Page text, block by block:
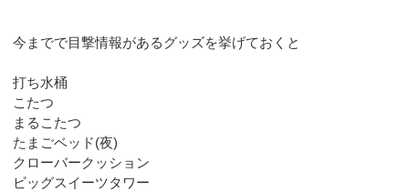
今までで目撃情報があるグッズを挙げておくと
打ち水桶
こたつ
まるこたつ
たまごベッド(夜)
クローバークッション
ビッグスイーツタワー